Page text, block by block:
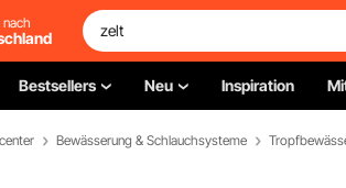
nach
Bestsellers Neu Inspiration
Bewässerung & Schlauchsysteme